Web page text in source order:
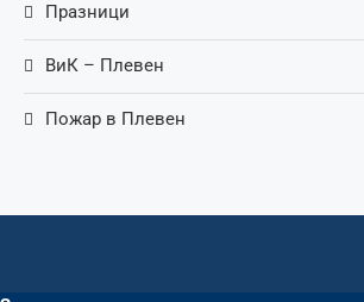
Празници
ВиК – Плевен
Пожар в Плевен